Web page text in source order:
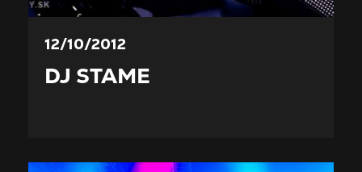
12/10/2012
DJ STAME